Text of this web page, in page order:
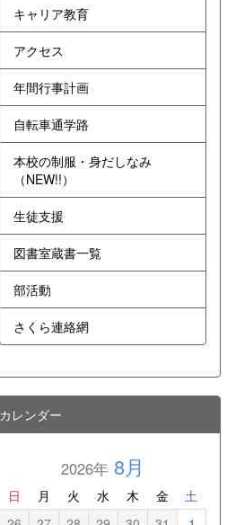
キャリア教育
アクセス
年間行事計画
自転車通学路
本校の制服・身だしなみ
（NEW!!）
生徒支援
図書室蔵書一覧
部活動
さくら連絡網
カレンダー
2026年8月
日 月 火 水 木 金 土